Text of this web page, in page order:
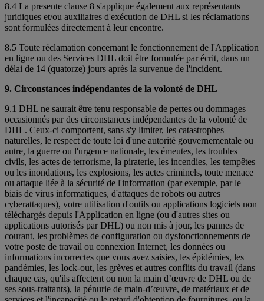
8.4 La presente clause 8 s'applique également aux représentants
juridiques et/ou auxiliaires d'exécution de DHL si les réclamations
sont formulées directement à leur encontre.
8.5 Toute réclamation concernant le fonctionnement de l'Application
en ligne ou des Services DHL doit être formulée par écrit, dans un
délai de 14 (quatorze) jours après la survenue de l'incident.
9. Circonstances indépendantes de la volonté de DHL
9.1 DHL ne saurait être tenu responsable de pertes ou dommages
occasionnés par des circonstances indépendantes de la volonté de
DHL. Ceux-ci comportent, sans s'y limiter, les catastrophes
naturelles, le respect de toute loi d'une autorité gouvernementale ou
autre, la guerre ou l'urgence nationale, les émeutes, les troubles
civils, les actes de terrorisme, la piraterie, les incendies, les tempêtes
ou les inondations, les explosions, les actes criminels, toute menace
ou attaque liée à la sécurité de l'information (par exemple, par le
biais de virus informatiques, d'attaques de robots ou autres
cyberattaques), votre utilisation d'outils ou applications logiciels non
téléchargés depuis l'Application en ligne (ou d'autres sites ou
applications autorisés par DHL) ou non mis à jour, les pannes de
courant, les problèmes de configuration ou dysfonctionnements de
votre poste de travail ou connexion Internet, les données ou
informations incorrectes que vous avez saisies, les épidémies, les
pandémies, les lock-out, les grèves et autres conflits du travail (dans
chaque cas, qu'ils affectent ou non la main d’œuvre de DHL ou de
ses sous-traitants), la pénurie de main-d’œuvre, de matériaux et de